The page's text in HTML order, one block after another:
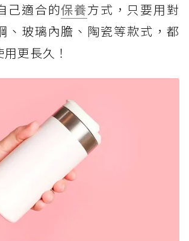
己適合的保養方式，只要用對
、玻璃內膽、陶瓷等款式，都
更長久！